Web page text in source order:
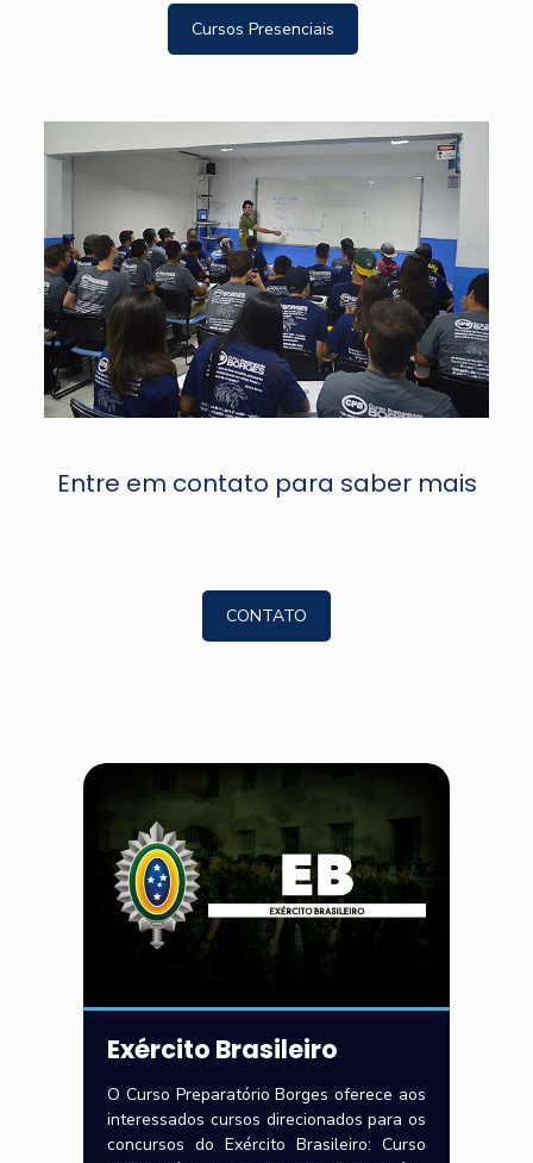
Cursos Presenciais
Entre em contato para saber mais
CONTATO
Exército Brasileiro
O Curso Preparatório Borges oferece aos
interessados cursos direcionados para os
concursos do Exército Brasileiro: Curso